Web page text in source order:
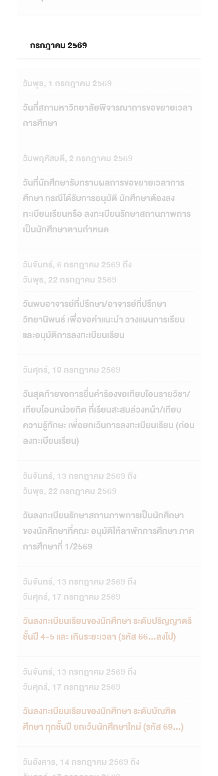
กรกฎาคม 2569
วันพุธ, 1 กรกฎาคม 2569
วันที่สภามหาวิทยาลัยพิจารณาการขอขยายเวลา
การศึกษา
วันพฤหัสบดี, 2 กรกฎาคม 2569
วันที่นักศึกษารับทราบผลการขอขยายเวลาการ
ศึกษา กรณีได้รับการอนุมัติ นักศึกษาต้องลง
ทะเบียนเรียนหรือ ลงทะเบียนรักษาสถานภาพการ
เป็นนักศึกษาตามกำหนด
วันจันทร์, 6 กรกฎาคม 2569 ถึง
วันพุธ, 22 กรกฎาคม 2569
วันพบอาจารย์ที่ปรึกษา/อาจารย์ที่ปรึกษา
วิทยานิพนธ์ เพื่อขอคำแนะนำ วางแผนการเรียน
และอนุมัติการลงทะเบียนเรียน
วันศุกร์, 10 กรกฎาคม 2569
วันสุดท้ายขอการยื่นคำร้องขอเทียบโอนรายวิชา/
เทียบโอนหน่วยกิต ที่เรียนสะสมล่วงหน้า/เทียบ
ความรู้ทักษะ เพื่อยกเว้นการลงทะเบียนเรียน (ก่อน
ลงทะเบียนเรียน)
วันจันทร์, 13 กรกฎาคม 2569 ถึง
วันพุธ, 22 กรกฎาคม 2569
วันลงทะเบียนรักษาสถานภาพการเป็นนักศึกษา
ของนักศึกษาที่คณะ อนุมัติให้ลาพักการศึกษา ภาค
การศึกษาที่ 1/2569
วันจันทร์, 13 กรกฎาคม 2569 ถึง
วันศุกร์, 17 กรกฎาคม 2569
วันลงทะเบียนเรียนของนักศึกษา ระดับปริญญาตรี
ชั้นปี 4-5 และ เกินระยะเวลา (รหัส 66...ลงไป)
วันจันทร์, 13 กรกฎาคม 2569 ถึง
วันศุกร์, 17 กรกฎาคม 2569
วันลงทะเบียนเรียนของนักศึกษา ระดับบัณฑิต
ศึกษา ทุกชั้นปี ยกเว้นนักศึกษาใหม่ (รหัส 69...)
วันอังคาร, 14 กรกฎาคม 2569 ถึง